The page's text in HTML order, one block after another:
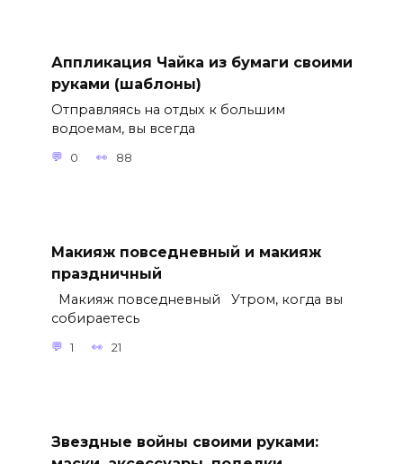
Аппликация Чайка из бумаги своими
руками (шаблоны)
Отправляясь на отдых к большим
водоемам, вы всегда
0 88
Макияж повседневный и макияж
праздничный
Макияж повседневный Утром, когда вы
собираетесь
1 21
Звездные войны своими руками: